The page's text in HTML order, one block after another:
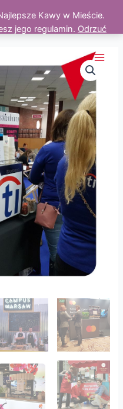
Kawy w Mieście.
jego regulamin. Odrzuć
Main